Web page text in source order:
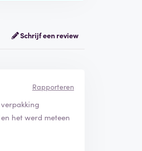
Schrijf een review
Rapporteren
het werd meteen